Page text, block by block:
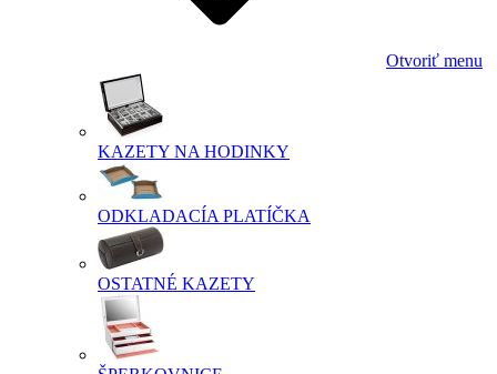
Otvoriť menu
KAZETY NA HODINKY
ODKLADACÍA PLATÍČKA
OSTATNÉ KAZETY